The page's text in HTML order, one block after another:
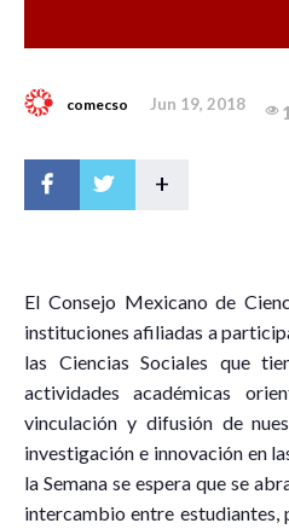
comecso Jun 19, 2018
+
El Consejo Mexicano de
instituciones afiliadas a
las Ciencias Sociales que
actividades académicas
vinculación y difusión de
investigación e innovación en
la Semana se espera que se
intercambio entre estudiantes,